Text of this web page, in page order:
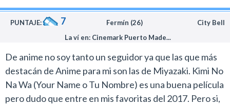
PUNTAJE: 7 Fermín (26)
City Bell
La ví en: Cinemark Puerto Made...
De anime no soy tanto un seguidor ya que las que más
destacán de Anime para mi son las de Miyazaki. Kimi No
Na Wa (Your Name o Tu Nombre) es una buena película
pero dudo que entre en mis favoritas del 2017. Pero si,